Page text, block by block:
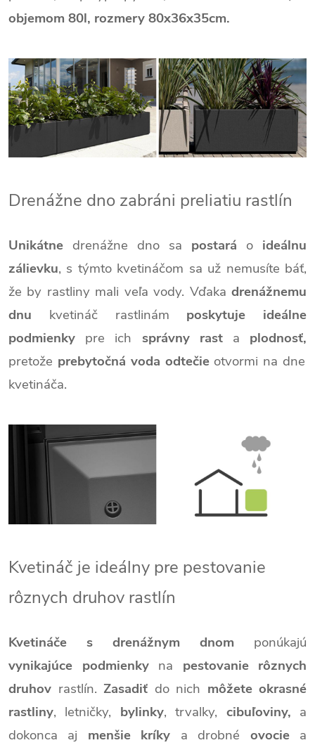
objemom 80l, rozmery 80x36x35cm.
Drenážne dno zabráni preliatiu rastlín
Unikátne drenážne dno sa postará o ideálnu
zálievku, s týmto kvetináčom sa už nemusíte báť,
že by rastliny mali veľa vody. Vďakadrenážnemu
dnu kvetináč rastlinám poskytuje ideálne
podmienky pre ich správny rasta plodnosť,
pretože prebytočná voda odtečieotvormi na dne
kvetináča.
Kvetináč je ideálny pre pestovanie
rôznych druhov rastlín
Kvetináče s drenážnym dnom ponúkajú
vynikajúce podmienkyna pestovanie rôznych
druhov rastlín. Zasadiť do nich môžete okrasné
rastliny, letničky, bylinky, trvalky, cibuľoviny, a
dokonca aj menšie kríky a drobné ovociea